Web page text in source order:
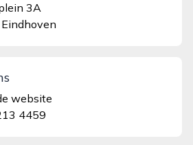
3A
website
4459